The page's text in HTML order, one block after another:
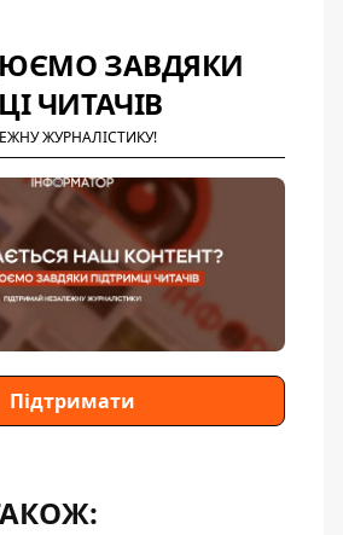
ЗАВДЯКИ
ЧИТАЧІВ
ЖУРНАЛІСТИКУ!
Підтримати